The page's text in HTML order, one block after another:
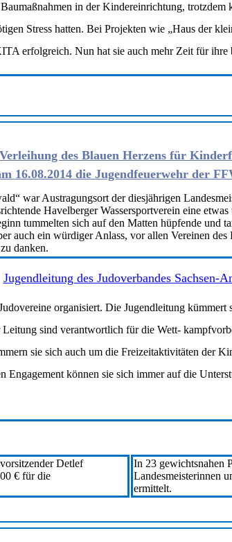
in der Kindereinrichtung, trotzdem
Stress hatten. Bei Projekten wie „Haus der
erfolgreich. Nun hat sie auch mehr Zeit für
Verleihung des Blauen Herzens für
16.08.2014 die Jugendfeuerwehr der
war Austragungsort der diesjährigen
Havelberger Wassersportverein eine
tummelten sich auf den Matten hüpfende und
auch ein würdiger Anlass, vor allen Vereinen des
danken.
Jugendleitung des Judoverbandes Sachsen-
organisiert. Die Jugendleitung
sind verantwortlich für die Wett-
sie sich auch um die Freizeitaktivitäten der
Engagement können sie sich immer auf die
Detlef
€ für die
In 23 gewichtsnahen
Landesmeisterinnen
ermittelt.